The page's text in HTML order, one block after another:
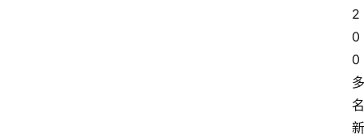
2
0
0
多
名
新